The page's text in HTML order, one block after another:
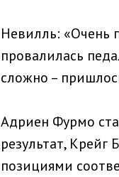
Невилль: «Очень
провалилась
сложно –
Адриен Фурмо
результат,
позициями